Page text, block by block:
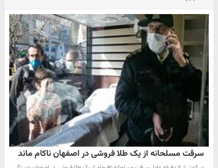
سرقت مسلحانه از یک طلا فروشی در اصفهان ناکام ماند